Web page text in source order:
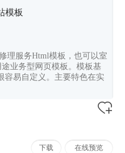
模板
理服务Html模板，也可以室
业务型网页模板。模板基
容易自定义。主要特色在实
下载 在线预览